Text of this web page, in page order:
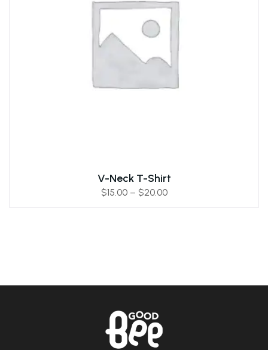
V-Neck T-Shirt
$15.00– $20.00